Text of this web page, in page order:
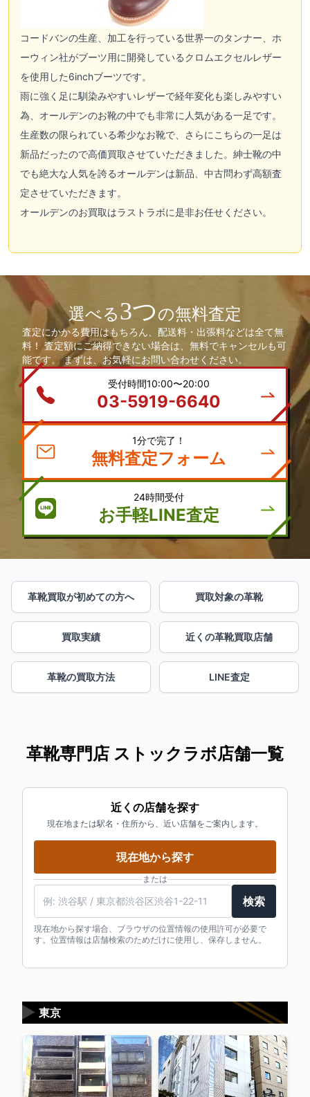
コードバンの生産、加工を行っている世界一のタンナー、ホ
ーウィン社がブーツ用に開発しているクロムエクセルレザー
を使用した6inchブーツです。
雨に強く足に馴染みやすいレザーで経年変化も楽しみやすい
為、 オールデンのお靴の中でも非常に人気がある一足です。
生産数の限られている希少なお靴で、さらにこちらの一足は
新品だったので高価買取させていただきました。紳士靴の中
でも絶大な人気を誇るオールデンは新品、中古問わず高額査
定させていただきます。
オールデンのお買取はラストラボに是非お任せください。
選べる3つの無料査定
査定にかかる費用はもちろん、配送料・出張料などは全て無
料！ 査定額にご納得できない場合は、無料でキャンセルも可
能です。 まずは、お気軽にお問い合わせください。
受付時間10:00〜20:00
03-5919-6640
1分で完了！
無料査定フォーム
24時間受付
お手軽LINE査定
革靴買取が初めての方へ 買取対象の革靴
買取実績 近くの革靴買取店舗
革靴の買取方法 LINE査定
革靴専門店 ストックラボ店舗一覧
近くの店舗を探す
現在地または駅名・住所から、近い店舗をご案内します。
現在地から探す
または
検索
現在地から探す場合、ブラウザの位置情報の使用許可が必要で
す。位置情報は店舗検索のためだけに使用し、保存しません。
東京
▶